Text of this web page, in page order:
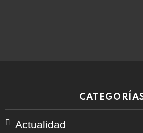
Actualidad